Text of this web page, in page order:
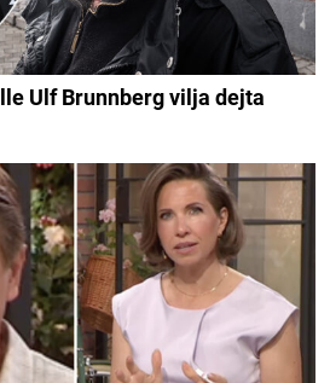
Ulf Brunnberg vilja dejta